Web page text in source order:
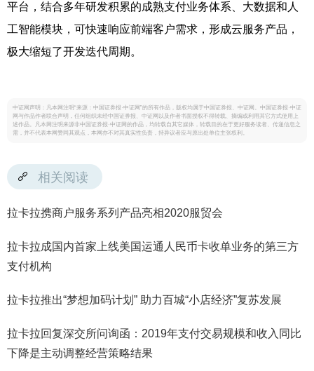
平台，结合多年研发积累的成熟支付业务体系、大数据和人
工智能模块，可快速响应前端客户需求，形成云服务产品，
极大缩短了开发迭代周期。
中证网声明：凡本网注明“来源：中国证券报·中证网”的所有作品，版权均属于中国证券报、中证网。中国证券报·中证
网与作品作者联合声明，任何组织未经中国证券报、中证网以及作者书面授权不得转载、摘编或利用其它方式使用上
述作品。凡本网注明来源非中国证券报·中证网的作品，均转载自其它媒体，转载目的在于更好服务读者、传递信息之
需，并不代表本网赞同其观点，本网亦不对其真实性负责，持异议者应与原出处单位主张权利。
相关阅读
拉卡拉携商户服务系列产品亮相2020服贸会
拉卡拉成国内首家上线美国运通人民币卡收单业务的第三方
支付机构
拉卡拉推出“梦想加码计划” 助力百城“小店经济”复苏发展
拉卡拉回复深交所问询函：2019年支付交易规模和收入同比
下降是主动调整经营策略结果